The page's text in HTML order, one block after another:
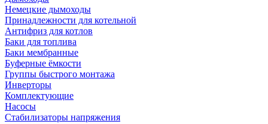
Немецкие дымоходы
Принадлежности для котельной
Антифриз для котлов
Баки для топлива
Баки мембранные
Буферные ёмкости
Группы быстрого монтажа
Инверторы
Комплектующие
Насосы
Стабилизаторы напряжения